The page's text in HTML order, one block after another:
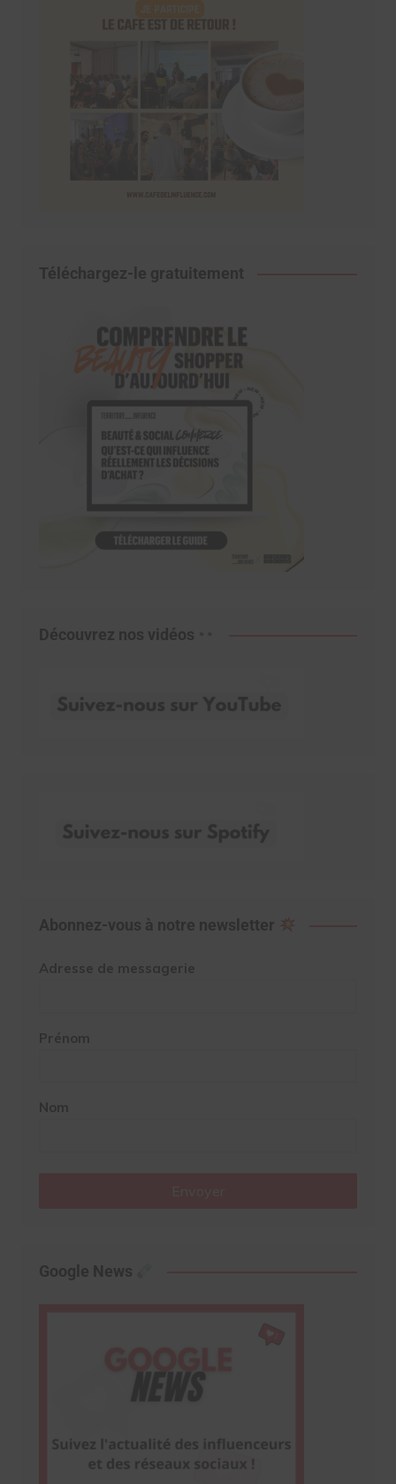
Téléchargez-le gratuitement
Découvrez nos vidéos
Abonnez-vous à notre newsletter
Adresse de messagerie
Prénom
Nom
Google News